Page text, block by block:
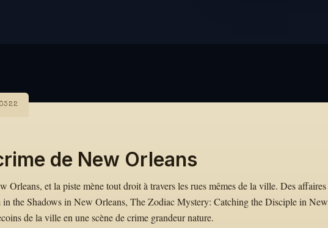
de New Orleans
Orleans, et la piste mène tout droit à travers les rues mêmes de la ville. Des affaires
the Shadows in New Orleans, The Zodiac Mystery: Catching the Disciple in New
de la ville en une scène de crime grandeur nature.